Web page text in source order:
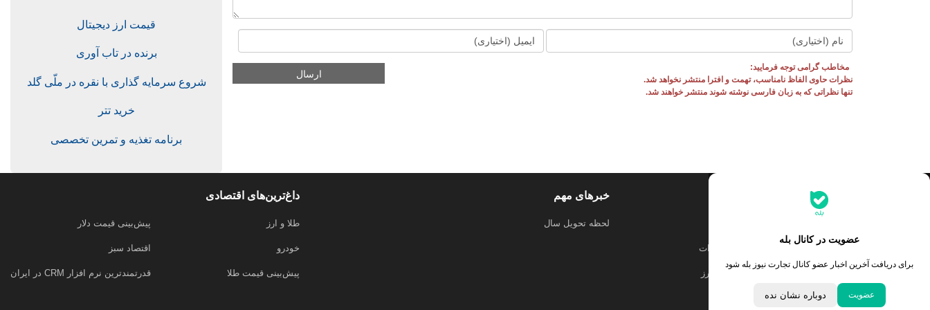
مخاطب گرامی توجه فرمایید:
نظرات حاوی الفاظ نامناسب، تهمت و افترا منتشر نخواهد شد.
تنها نظراتی که به زبان فارسی نوشته شوند منتشر خواهند شد.
قیمت ارز دیجیتال
برنده در تاب آوری
شروع سرمایه گذاری با نقره در ملّی گلد
خرید تتر
برنامه تغذیه و تمرین تخصصی
عضویت در کانال بله
برای دریافت آخرین اخبار عضو کانال تجارت نیوز بله شود
عضویت دوباره نشان نده
قیمت درهم امارات
ابزار تبدیل نرخ ارز
خبرهای مهم
لحظه تحویل سال
داغ‌ترین‌های اقتصادی
طلا و ارز
خودرو
پیش‌بینی قیمت طلا
پیش‌بینی قیمت دلار
اقتصاد سبز
قدرتمندترین نرم‌ افزار CRM در ایران